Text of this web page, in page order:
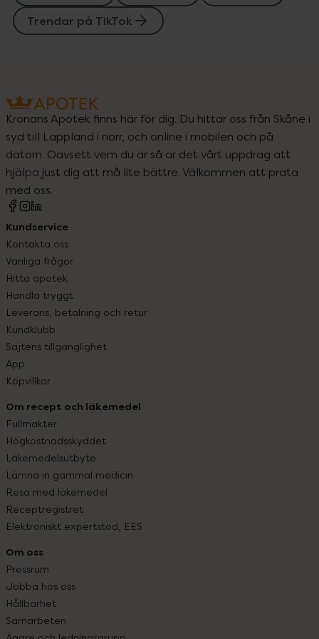
Trendar på TikTok
Kronans Apotek finns här för dig. Du hittar oss från Skåne i
syd till Lappland i norr, och online i mobilen och på
datorn. Oavsett vem du är så är det vårt uppdrag att
hjälpa just dig att må lite bättre. Välkommen att prata
med oss.
Kundservice
Kontakta oss
Vanliga frågor
Hitta apotek
Handla tryggt
Leverans, betalning och retur
Kundklubb
Sajtens tillgänglighet
App
Köpvillkor
Om recept och läkemedel
Fullmakter
Högkostnadsskyddet
Läkemedelsutbyte
Lämna in gammal medicin
Resa med läkemedel
Receptregistret
Elektroniskt expertstöd, EES
Om oss
Pressrum
Jobba hos oss
Hållbarhet
Samarbeten